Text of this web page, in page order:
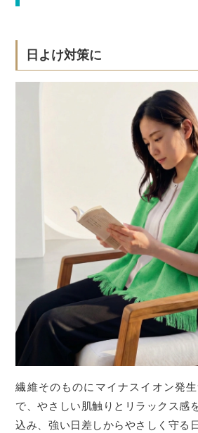
日よけ対策に
繊維そのものにマイナスイオン発
で、やさしい肌触りとリラックス感
込み、強い日差しからやさしく守る